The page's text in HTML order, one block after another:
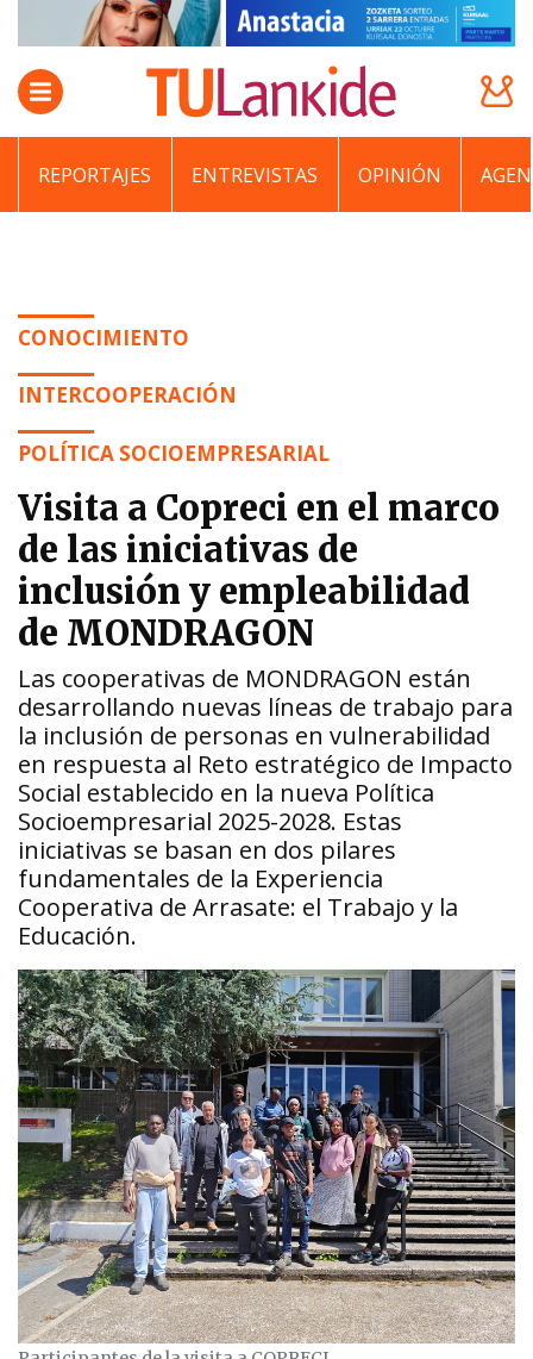
REPORTAJES ENTREVISTAS OPINIÓN
CONOCIMIENTO
INTERCOOPERACIÓN
POLÍTICA SOCIOEMPRESARIAL
Visita a Copreci en el marco
de las iniciativas de
inclusión y empleabilidad
de MONDRAGON
Las cooperativas de MONDRAGON están
desarrollando nuevas líneas de trabajo para
la inclusión de personas en vulnerabilidad
en respuesta al Reto estratégico de Impacto
Social establecido en la nueva Política
Socioempresarial 2025-2028. Estas
iniciativas se basan en dos pilares
fundamentales de la Experiencia
Cooperativa de Arrasate: el Trabajo y la
Educación.